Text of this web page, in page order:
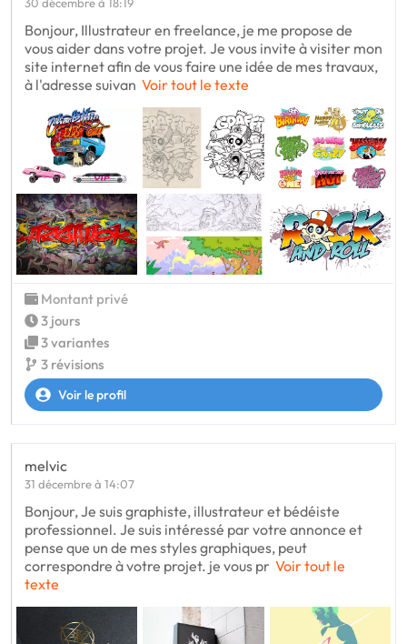
30 décembre à 18:19
Bonjour, Illustrateur en freelance, je me propose de
vous aider dans votre projet. Je vous invite à visiter mon
site internet afin de vous faire une idée de mes travaux,
à l'adresse suivan Voir tout le texte
Montant privé
3 jours
3 variantes
3 révisions
Voir le profil
melvic
31 décembre à 14:07
Bonjour, Je suis graphiste, illustrateur et bédéiste
professionnel. Je suis intéressé par votre annonce et
pense que un de mes styles graphiques, peut
correspondre à votre projet. je vous pr Voir tout le
texte